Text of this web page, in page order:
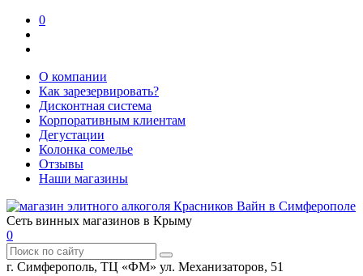
0
О компании
Как зарезервировать?
Дисконтная система
Корпоративным клиентам
Дегустации
Колонка сомелье
Отзывы
Наши магазины
Сеть винных магазинов в Крыму
0
г. Симферополь, ТЦ «ФМ» ул. Механизаторов, 51